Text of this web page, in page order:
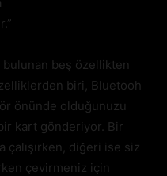
bulunan beş özellikten
biri, Bluetooh
önünde olduğunuzu
kart gönderiyor. Bir
çalışırken, diğeri ise siz
çevirmeniz için